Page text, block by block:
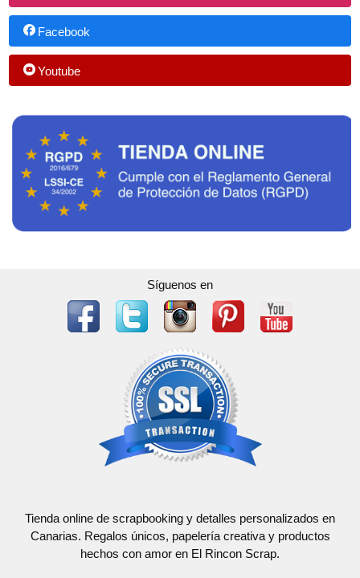
Facebook
Youtube
Síguenos en
Tienda online de scrapbooking y detalles personalizados en
Canarias. Regalos únicos, papelería creativa y productos
hechos con amor en El Rincon Scrap.